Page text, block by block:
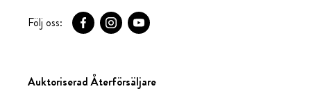
Följ oss:
Auktoriserad Återförsäljare